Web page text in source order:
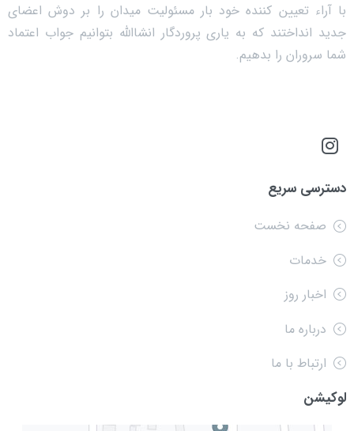
با آراء تعیین کننده خود بار مسئولیت میدان را بر دوش اعضای
جدید انداختند که به یاری پروردگار انشاالله بتوانیم جواب اعتماد
شما سروران را بدهیم.
دسترسی سریع
صفحه نخست
خدمات
اخبار روز
درباره ما
ارتباط با ما
لوکیشن